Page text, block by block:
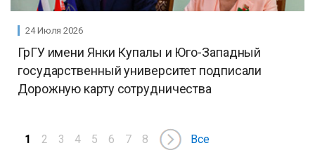
24 Июля 2026
ГрГУ имени Янки Купалы и Юго-Западный
государственный университет подписали
Дорожную карту сотрудничества
1 2 3 4 5 6 7 8 Все